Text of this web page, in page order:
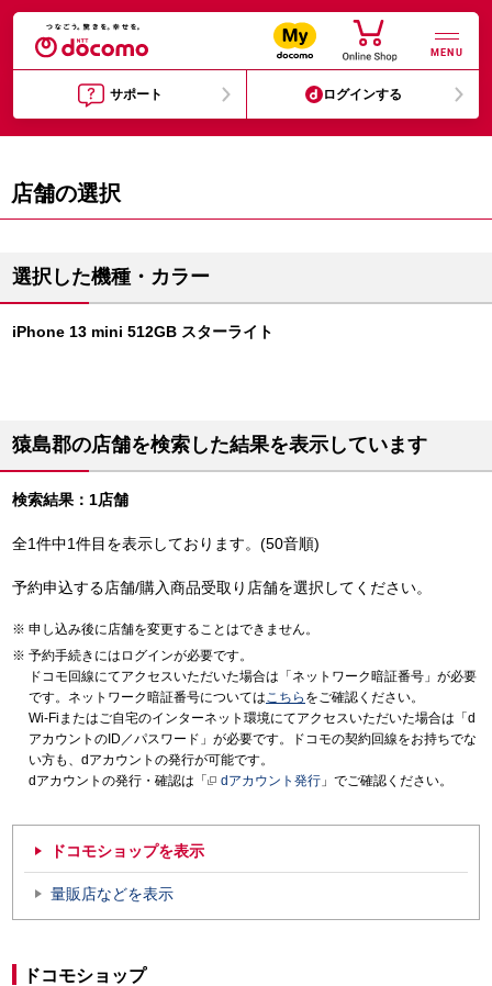
MENU
サポート ログインする
店舗の選択
選択した機種・カラー
iPhone 13 mini 512GB スターライト
猿島郡の店舗を検索した結果を表示しています
検索結果：1店舗
全1件中1件目を表示しております。(50音順)
予約申込する店舗/購入商品受取り店舗を選択してください。
申し込み後に店舗を変更することはできません。
予約手続きにはログインが必要です。
ドコモ回線にてアクセスいただいた場合は「ネットワーク暗証番号」が必要
です。ネットワーク暗証番号についてはこちら をご確認ください。
Wi-Fiまたはご自宅のインターネット環境にてアクセスいただいた場合は「d
アカウントのID／パスワード」が必要です。ドコモの契約回線をお持ちでな
い方も、dアカウントの発行が可能です。
dアカウントの発行・確認は「
dアカウント発行 」でご確認ください。
ドコモショップを表示
量販店などを表示
ドコモショップ